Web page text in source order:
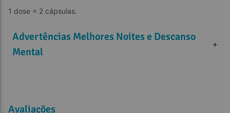
1 dose = 2 cápsulas.
Advertências Melhores Noites e Descanso
Mental
+
Avaliações